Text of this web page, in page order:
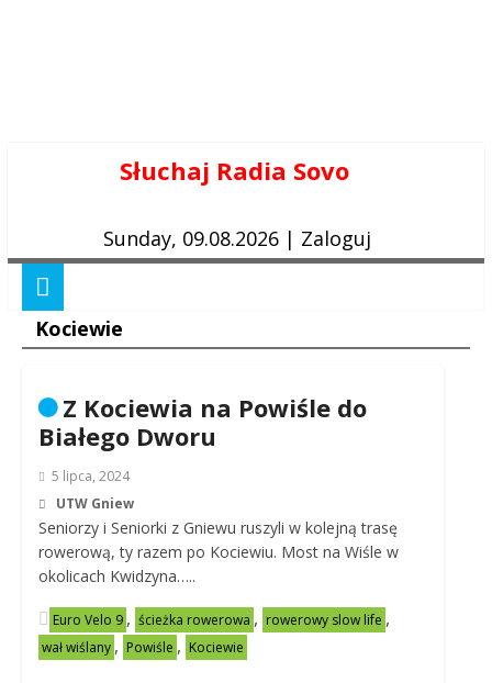
Słuchaj Radia Sovo
Sunday, 09.08.2026 | Zaloguj
Kociewie
Z Kociewia na Powiśle do
Białego Dworu
5 lipca, 2024
UTW Gniew
Seniorzy i Seniorki z Gniewu ruszyli w kolejną trasę
rowerową, ty razem po Kociewiu. Most na Wiśle w
okolicach Kwidzyna…..
Euro Velo 9 , ścieżka rowerowa , rowerowy slow life ,
wał wiślany , Powiśle , Kociewie